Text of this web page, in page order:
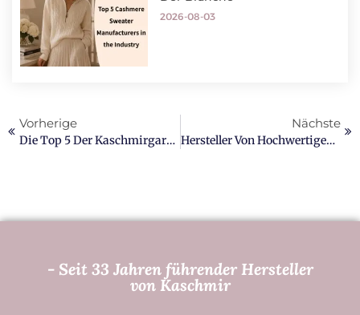
2026-08-03
Vorherige
Die Top 5 Der Kaschmirgarnhersteller Weltweit
Nächste
Hersteller Von Hochwertigen, Maßgeschneiderten Kaschmirpullovern
- Seit 33 Jahren führender Hersteller
von Kaschmir